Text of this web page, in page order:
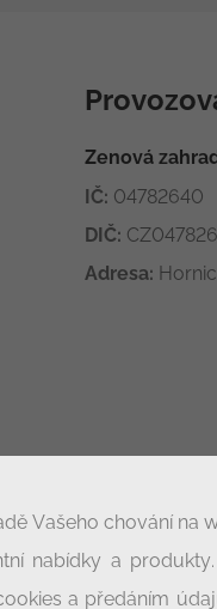
Zenová
IČ: 04782640
DIČ:
Adresa:
Vašeho chování na
nabídky a
a předáním